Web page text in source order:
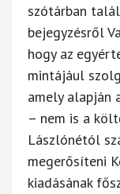
szótárban
bejegyzésről
hogy az
mintájául
amely alapján
– nem is a
Lászlónétól
megerősíteni
kiadásának